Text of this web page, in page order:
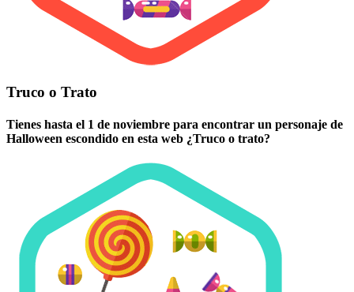
Truco o Trato
Tienes hasta el 1 de noviembre para encontrar un personaje de
Halloween escondido en esta web ¿Truco o trato?